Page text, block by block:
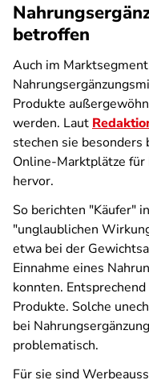
betroffen
Auch im
Produkte
werden. Laut
stechen sie
Online-Marktplätze
hervor.
So berichten "Käufer"
"unglaublichen
etwa bei der
Einnahme eines
konnten.
Produkte. Solche
bei
problematisch.
Für sie sind